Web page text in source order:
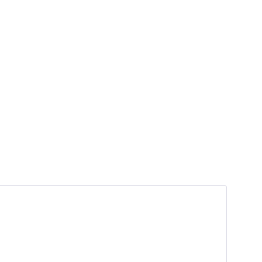
sonnigen Ausstrahlung und robusten Natur jeden
Wuchshöhe von bis zu 45 Zentimetern und
der Gattung Hemerocallis bringt sie jene
aber in großer Zahl erscheinen, sind ein Symbol